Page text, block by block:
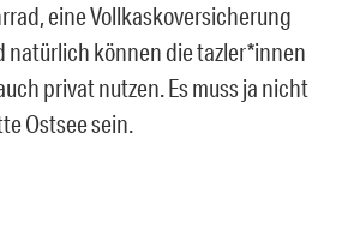
eine Vollkaskoversicherung
natürlich können die tazler*innen
privat nutzen. Es muss ja nicht
Ostsee sein.